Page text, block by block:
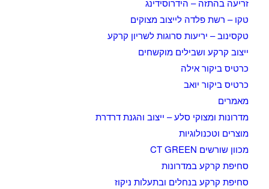
זריעה בהתזה – הידרוסידינג
טקו – רשת פלדה לייצוב מצוקים
טקסינוב – יריעות סרוגות לשריון קרקע
ייצוב קרקע ושבילים מוקשחים
כרטיס ביקור אילה
כרטיס ביקור יואב
מאמרים
מדרונות ומצוקי סלע – ייצוב והגנת דרדרת
מוצרים וטכנולוגיות
מכוון שורשים CT GREEN
סחיפת קרקע במדרונות
סחיפת קרקע בנחלים ובתעלות ניקוז